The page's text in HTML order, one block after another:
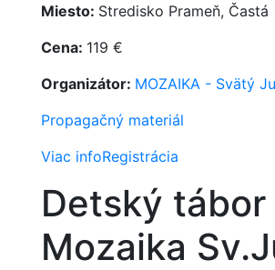
Miesto: Stredisko Prameň, Častá
Cena: 119 €
Organizátor: MOZAIKA - Svätý
Propagačný materiál
Viac infoRegistrácia
Detský tábor
Mozaika